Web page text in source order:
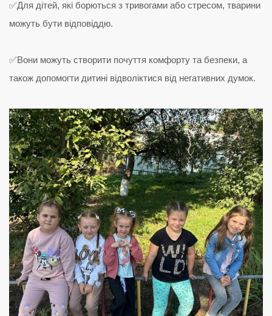
✅Для дітей, які борються з тривогами або стресом, тварини
можуть бути відповіддю.
✅Вони можуть створити почуття комфорту та безпеки, а
також допомогти дитині відволіктися від негативних думок.